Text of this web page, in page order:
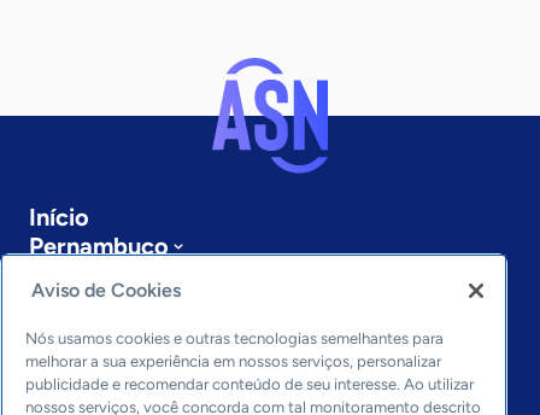
Início
Pernambuco
Sobre a ASN
Últimas notícias
Entre em contato
Editorias
Aviso de Cookies
Nós usamos cookies e outras tecnologias semelhantes para
melhorar a sua experiência em nossos serviços, personalizar
publicidade e recomendar conteúdo de seu interesse. Ao utilizar
nossos serviços, você concorda com tal monitoramento descrito